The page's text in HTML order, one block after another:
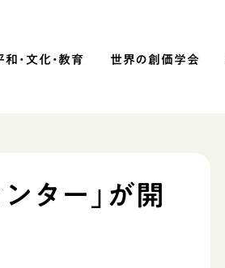
和・文化・教育 世界の創価学会
ター」が開